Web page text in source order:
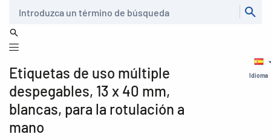
Idioma
Etiquetas de uso múltiple
despegables, 13 x 40 mm,
blancas, para la rotulación a
mano